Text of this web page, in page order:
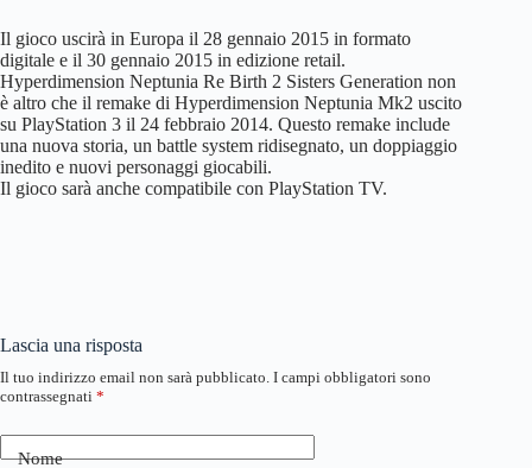
Il gioco uscirà in Europa il 28 gennaio 2015 in formato
digitale e il 30 gennaio 2015 in edizione retail.
Hyperdimension Neptunia Re Birth 2 Sisters Generation non
è altro che il remake di Hyperdimension Neptunia Mk2 uscito
su PlayStation 3 il 24 febbraio 2014. Questo remake include
una nuova storia, un battle system ridisegnato, un doppiaggio
inedito e nuovi personaggi giocabili.
Il gioco sarà anche compatibile con PlayStation TV.
Lascia una risposta
Il tuo indirizzo email non sarà pubblicato. I campi obbligatori sono
contrassegnati *
Nome